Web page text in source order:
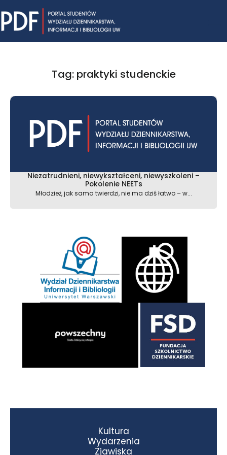
to
content
Tag: praktyki studenckie
Niezatrudnieni, niewykształceni, niewyszkoleni –
Pokolenie NEETs
Młodzież, jak sama twierdzi, nie ma dziś łatwo – w...
Kultura
Wydarzenia
Zjawiska